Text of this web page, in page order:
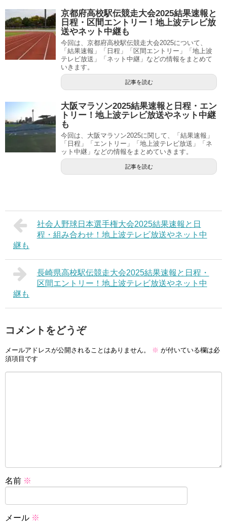
京都府高校駅伝競走大会2025結果速報と
日程・区間エントリー！地上波テレビ放
送やネット中継も
今回は、京都府高校駅伝競走大会2025について、
「結果速報」「日程」「区間エントリー」「地上波
テレビ放送」「ネット中継」などの情報をまとめて
いきます。
記事を読む
大阪マラソン2025結果速報と日程・エン
トリー！地上波テレビ放送やネット中継
も
今回は、大阪マラソン2025に関して、「結果速報」
「日程」「エントリー」「地上波テレビ放送」「ネ
ット中継」などの情報をまとめていきます。
記事を読む
社会人野球日本選手権大会2025結果速報と日
程・組み合わせ！地上波テレビ放送やネット中
継も
長崎県高校駅伝競走大会2025結果速報と日程・
区間エントリー！地上波テレビ放送やネット中
継も
コメントをどうぞ
メールアドレスが公開されることはありません。 ※ が付いている欄は必
須項目です
名前 ※
メール ※